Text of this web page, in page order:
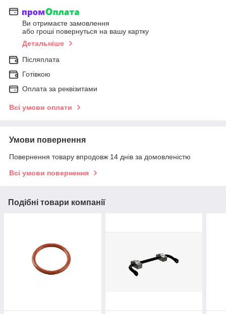
Ви отримаєте замовлення
або гроші повернуться на вашу картку
Детальніше
Післяплата
Готівкою
Оплата за реквізитами
Всі умови оплати
Умови повернення
Повернення товару впродовж 14 днів за домовленістю
Всі умови повернення
Подібні товари компанії